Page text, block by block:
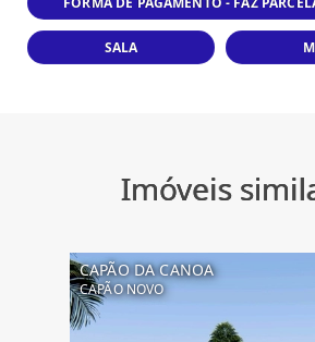
SALA
Imóveis
CAPÃO DA CANOA
CAPÃO NOVO